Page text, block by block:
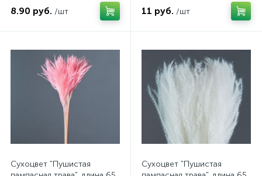
8.90 руб. /шт 11 руб. /шт
Сухоцвет "Пушистая
Сухоцвет "Пушистая